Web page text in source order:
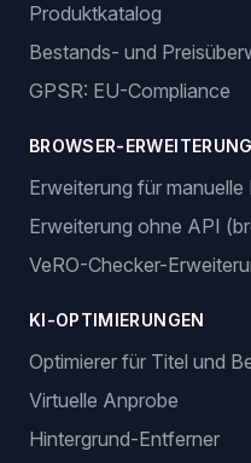
Produktkatalog
Bestands- und
GPSR: EU-Compliance
BROWSER-
Erweiterung für manuelle
Erweiterung ohne API
VeRO-Checker-
KI-OPTIMIERUNGEN
Optimierer für Titel und
Virtuelle Anprobe
Hintergrund-Entferner